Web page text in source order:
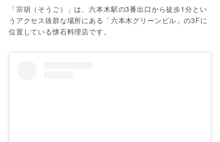
「宗胡（そうご）」は、六本木駅の3番出口から徒歩1分とい
うアクセス抜群な場所にある「六本木グリーンビル」の3Fに
位置している懐石料理店です。